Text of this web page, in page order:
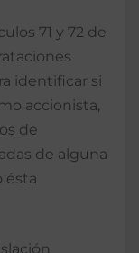
71 y 72 de
identificar si
accionista,
de
de alguna
ésta